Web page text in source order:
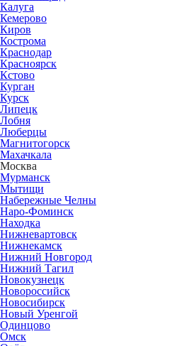
Калуга
Кемерово
Киров
Кострома
Краснодар
Красноярск
Кстово
Курган
Курск
Липецк
Лобня
Люберцы
Магнитогорск
Махачкала
Москва
Мурманск
Мытищи
Набережные Челны
Наро-Фоминск
Находка
Нижневартовск
Нижнекамск
Нижний Новгород
Нижний Тагил
Новокузнецк
Новороссийск
Новосибирск
Новый Уренгой
Одинцово
Омск